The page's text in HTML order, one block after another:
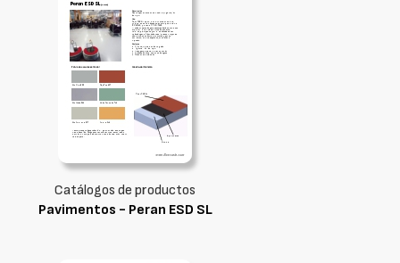
Catálogos de productos
Pavimentos - Peran ESD SL